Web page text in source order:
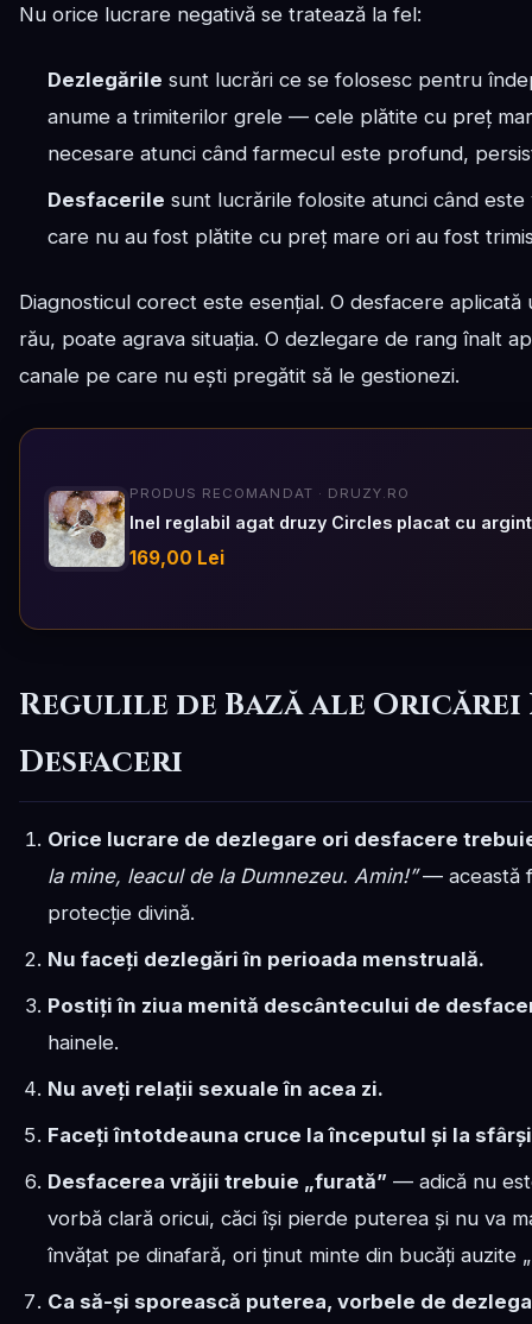
Nu orice lucrare negativă se tratează la fel:
Dezlegările sunt lucrări ce se folosesc pentru
anume a trimiterilor grele — cele plătite cu preț
necesare atunci când farmecul este profund,
Desfacerile sunt lucrările folosite atunci când
care nu au fost plătite cu preț mare ori au fost
Diagnosticul corect este esențial. O desfacere
rău, poate agrava situația. O dezlegare de rang înalt
canale pe care nu ești pregătit să le gestionezi.
PRODUS RECOMANDAT · DRUZY.RO
Inel reglabil agat druzy Circles placat cu
169,00 Lei
Regulile de Bază ale Oricărei
Desfaceri
Orice lucrare de dezlegare ori desfacere
la mine, leacul de la Dumnezeu. Amin!”— această
protecție divină.
Nu faceți dezlegări în perioada menstruală.
Postiți în ziua menită descântecului de
hainele.
Nu aveți relații sexuale în acea zi.
Faceți întotdeauna cruce la începutul și la
Desfacerea vrăjii trebuie „furată” — adică nu
vorbă clară oricui, căci își pierde puterea și nu va
învățat pe dinafară, ori ținut minte din bucăți auzite
Ca să-și sporească puterea, vorbele de